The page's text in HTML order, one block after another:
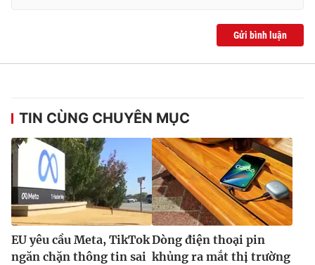
Gửi bình luận
TIN CÙNG CHUYÊN MỤC
EU yêu cầu Meta, TikTok
ngăn chặn thông tin sai
Dòng điện thoại pin
khủng ra mắt thị trường